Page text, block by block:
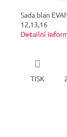
Sada blan
12,13,16
Detailní
TISK